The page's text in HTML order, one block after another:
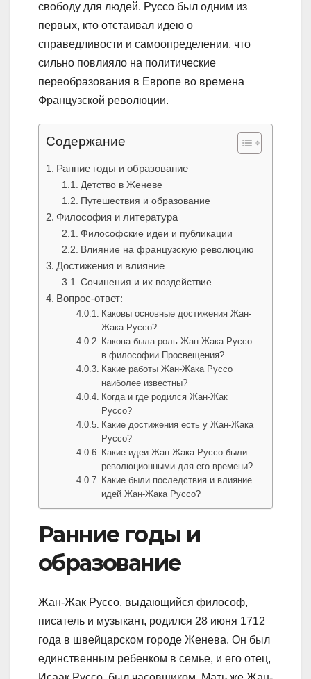
свободу для людей. Руссо был одним из
первых, кто отстаивал идею о
справедливости и самоопределении, что
сильно повлияло на политические
переобразования в Европе во времена
Французской революции.
Содержание
Ранние годы и образование
Детство в Женеве
Путешествия и образование
Философия и литература
Философские идеи и публикации
Влияние на французскую революцию
Достижения и влияние
Сочинения и их воздействие
Вопрос-ответ:
Каковы основные достижения Жан-
Жака Руссо?
Какова была роль Жан-Жака Руссо
в философии Просвещения?
Какие работы Жан-Жака Руссо
наиболее известны?
Когда и где родился Жан-Жак
Руссо?
Какие достижения есть у Жан-Жака
Руссо?
Какие идеи Жан-Жака Руссо были
революционными для его времени?
Какие были последствия и влияние
идей Жан-Жака Руссо?
Ранние годы и
образование
Жан-Жак Руссо, выдающийся философ,
писатель и музыкант, родился 28 июня 1712
года в швейцарском городе Женева. Он был
единственным ребенком в семье, и его отец,